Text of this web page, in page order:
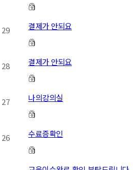
29 결제가 안되요
28 결제가 안되요
27 나의강의실
26 수료증확인